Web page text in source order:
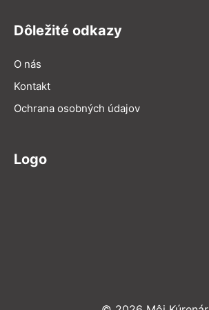
Dôležité odkazy
O nás
Kontakt
Ochrana osobných údajov
Logo